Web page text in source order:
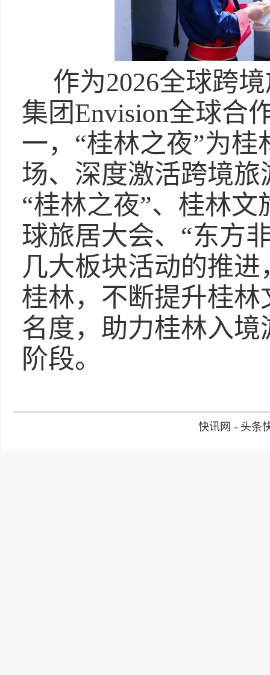
作为2026全球跨
集团Envision全球合
一，“桂林之夜”为
场、深度激活跨境
“桂林之夜”、桂林
球旅居大会、“东方
几大板块活动的推
桂林，不断提升桂
名度，助力桂林入
阶段。
快讯网 - 头条